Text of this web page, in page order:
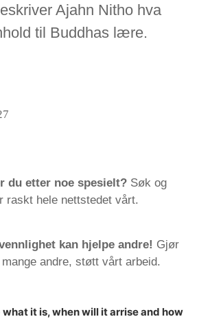
Ajahn Nitho hva
til Buddhas lære.
du etternoe spesielt? Søk og
raskt hele nettstedet vårt.
kan hjelpe andre! Gjør
andre, støtt vårt arbeid.
it is, when will it arrise and how